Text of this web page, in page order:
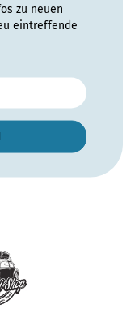
zu neuen
eintreffende